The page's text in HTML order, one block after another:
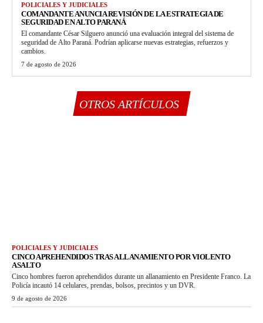
POLICIALES Y JUDICIALES
COMANDANTE ANUNCIA REVISIÓN DE LA ESTRATEGIA DE
SEGURIDAD EN ALTO PARANÁ
El comandante César Silguero anunció una evaluación integral del sistema de
seguridad de Alto Paraná. Podrían aplicarse nuevas estrategias, refuerzos y
cambios.
7 de agosto de 2026
OTROS ARTÍCULOS
POLICIALES Y JUDICIALES
CINCO APREHENDIDOS TRAS ALLANAMIENTO POR VIOLENTO
ASALTO
Cinco hombres fueron aprehendidos durante un allanamiento en Presidente Franco. La
Policía incautó 14 celulares, prendas, bolsos, precintos y un DVR.
9 de agosto de 2026